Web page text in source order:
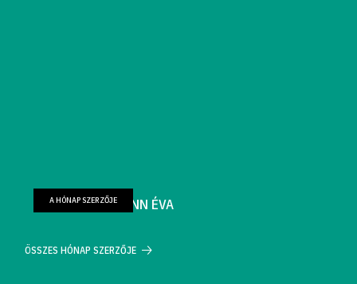
FARKAS WELLMANN ÉVA
A HÓNAP SZERZŐJE
ÖSSZES HÓNAP SZERZŐJE